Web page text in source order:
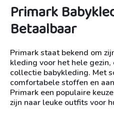
Primark
Betaalbaar
Primark staat bekend om
kleding voor het hele
collectie babykleding. Met
comfortabele stoffen en
Primark een populaire
zijn naar leuke outfits voor